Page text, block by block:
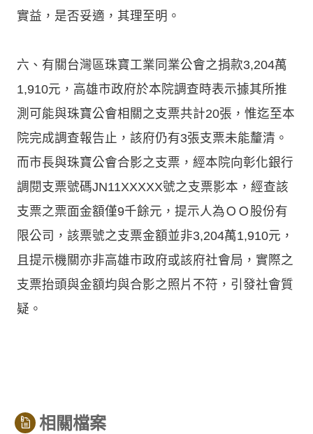
實益，是否妥適，其理至明。
六、有關台灣區珠寶工業同業公會之捐款3,204萬
1,910元，高雄市政府於本院調查時表示據其所推
測可能與珠寶公會相關之支票共計20張，惟迄至本
院完成調查報告止，該府仍有3張支票未能釐清。
而市長與珠寶公會合影之支票，經本院向彰化銀行
調閱支票號碼JN11XXXXX號之支票影本，經查該
支票之票面金額僅9千餘元，提示人為ＯＯ股份有
限公司，該票號之支票金額並非3,204萬1,910元，
且提示機關亦非高雄市政府或該府社會局，實際之
支票抬頭與金額均與合影之照片不符，引發社會質
疑。
相關檔案